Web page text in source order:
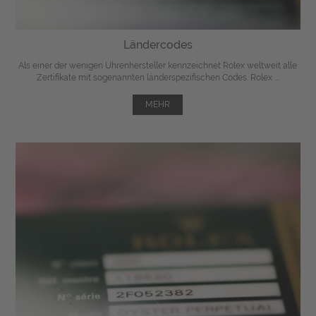
Ländercodes
Als einer der wenigen Uhrenhersteller kennzeichnet Rolex weltweit alle
Zertifikate mit sogenannten länderspezifischen Codes. Rolex ...
MEHR